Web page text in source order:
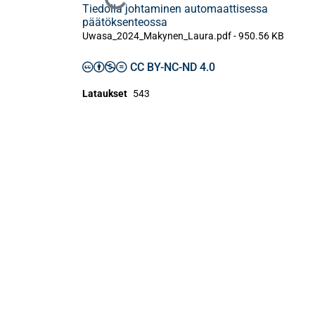
Ladataan...
Tiedolla johtaminen automaattisessa
päätöksenteossa
Uwasa_2024_Makynen_Laura.pdf -950.56 KB
CC BY-NC-ND 4.0
Lataukset 543